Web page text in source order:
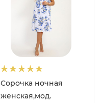
Сорочка ночная
женская,мод.